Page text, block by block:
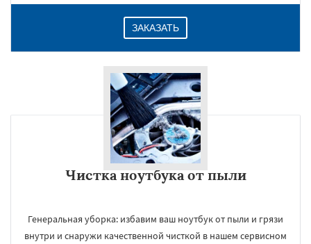
ЗАКАЗАТЬ
Чистка ноутбука от пыли
Генеральная уборка: избавим ваш ноутбук от пыли и грязи
внутри и снаружи качественной чисткой в нашем сервисном